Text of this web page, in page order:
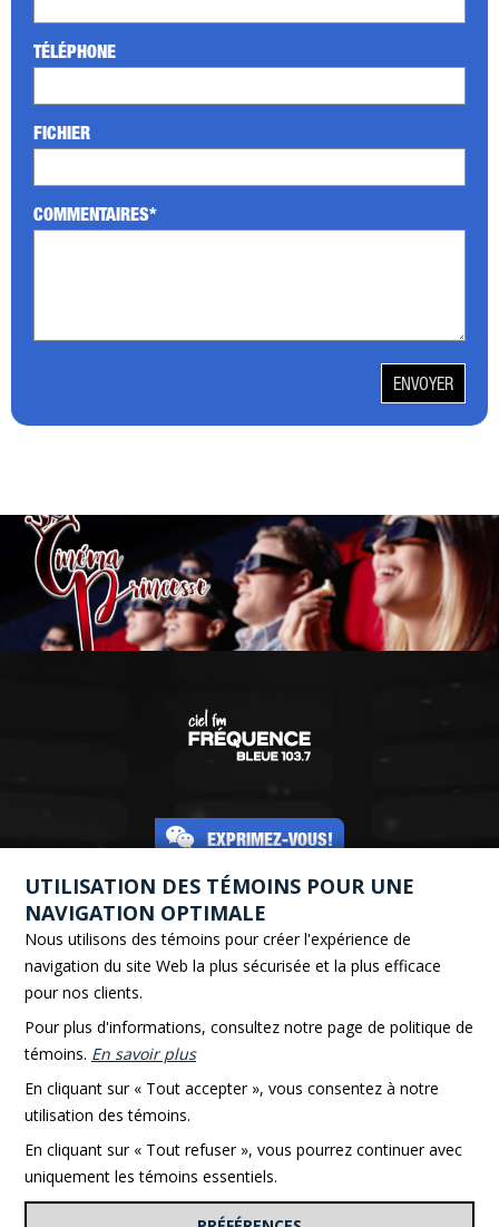
TÉLÉPHONE
FICHIER
COMMENTAIRES*
EXPRIMEZ-VOUS!
EN STUDIO :
64 Hôtel de Ville, Rivière-du-Loup, QC G5R 1L5
Politique de confidentialité
Une réalisation de
MYR Logistik
UTILISATION DES TÉMOINS POUR UNE
NAVIGATION OPTIMALE
Nous utilisons des témoins pour créer l'expérience de
navigation du site Web la plus sécurisée et la plus efficace
pour nos clients.
Pour plus d'informations, consultez notre page de politique de
témoins. En savoir plus
En cliquant sur « Tout accepter », vous consentez à notre
utilisation des témoins.
En cliquant sur « Tout refuser », vous pourrez continuer avec
uniquement les témoins essentiels.